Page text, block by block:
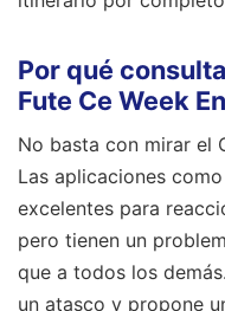
Por qué
Fute Ce Week
No basta con mirar el
Las aplicaciones
excelentes para
pero tienen un
que a todos los
un atasco y propone